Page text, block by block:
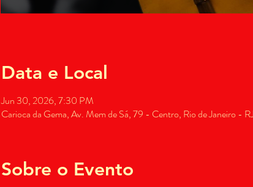
Data e Local
Jun 30, 2026, 7:30 PM
Carioca da Gema, Av. Mem de Sá, 79 - Centro, Rio de Janeiro -
Sobre o Evento